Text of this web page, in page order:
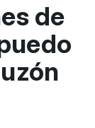
g
de